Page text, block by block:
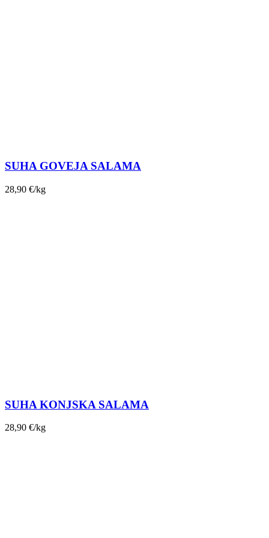
SUHA GOVEJA SALAMA
28,90 €/kg
SUHA KONJSKA SALAMA
28,90 €/kg